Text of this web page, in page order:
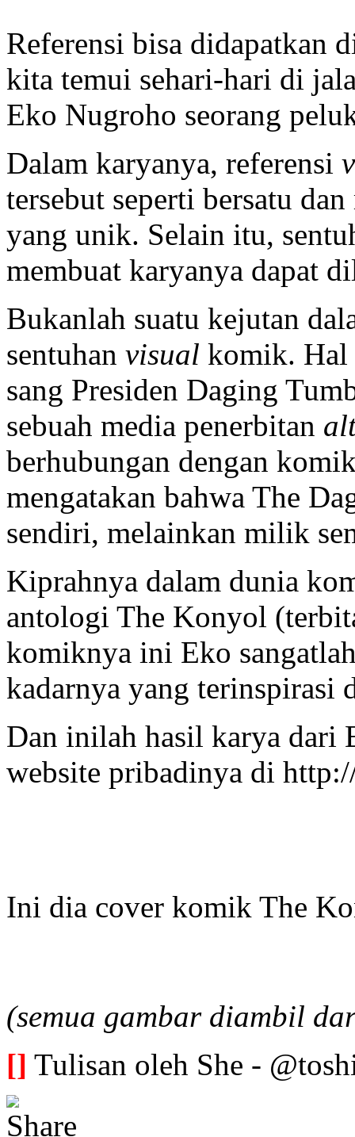
Referensi bisa didapatkan
kita temui sehari-hari di
Eko Nugroho seorang
Dalam karyanya, referensi
tersebut seperti bersatu
yang unik. Selain itu,
membuat karyanya dapat
Bukanlah suatu kejutan
sentuhan visual komik. Hal
sang Presiden Daging
sebuah media penerbitan
berhubungan dengan
mengatakan bahwa The
sendiri, melainkan milik
Kiprahnya dalam dunia
antologi The Konyol
komiknya ini Eko
kadarnya yang terinspirasi
Dan inilah hasil karya dari
website pribadinya di
Ini dia cover komik The
(semua gambar diambil
[] Tulisan oleh She -